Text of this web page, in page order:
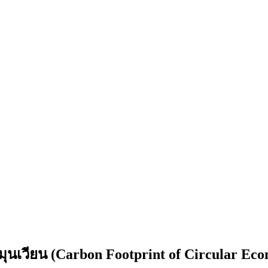
ยน (Carbon Footprint of Circular